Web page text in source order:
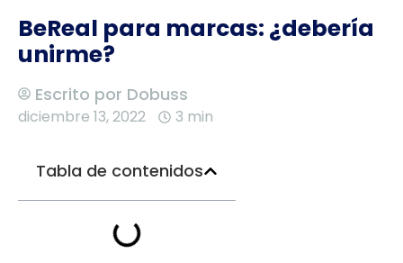
BeReal para marcas: ¿debería
unirme?
Escrito por Dobuss
diciembre 13, 2022 3 min
Tabla de contenidos